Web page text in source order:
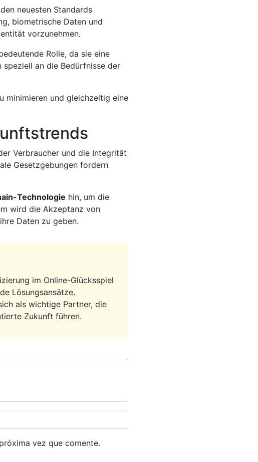
neuesten Standards
biometrische Daten und
vorzunehmen.
Rolle, da sie eine
an die Bedürfnisse der
minimieren und gleichzeitig eine
Verbraucher und die Integrität
Gesetzgebungen fordern
Technologie hin, um die
wird die Akzeptanz von
Daten zu geben.
im Online-Glücksspiel
Lösungsansätze.
als wichtige Partner, die
Zukunft führen.
vez que comente.